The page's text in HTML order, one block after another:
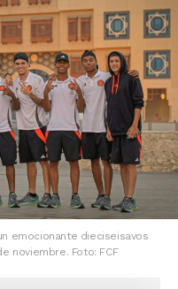
emocionante dieciseisavos
noviembre. Foto: FCF